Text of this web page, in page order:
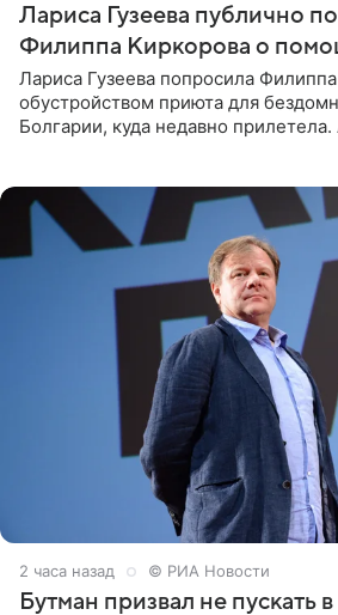
Лариса Гузеева публично
Филиппа Киркорова о
Лариса Гузеева попросила
обустройством приюта для
Болгарии, куда недавно прилетела.
2 часа назад © РИА Новости
Бутман призвал не пускать